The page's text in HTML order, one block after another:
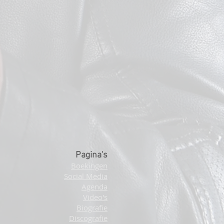
Pagina's
Boekingen
Social Media
Agenda
Video's
Biografie
Discografie